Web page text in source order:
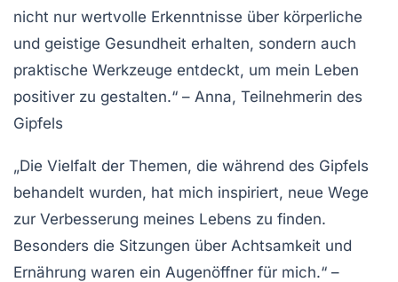
nicht nur wertvolle Erkenntnisse über körperliche
und geistige Gesundheit erhalten, sondern auch
praktische Werkzeuge entdeckt, um mein Leben
positiver zu gestalten.“ – Anna, Teilnehmerin des
Gipfels
„Die Vielfalt der Themen, die während des Gipfels
behandelt wurden, hat mich inspiriert, neue Wege
zur Verbesserung meines Lebens zu finden.
Besonders die Sitzungen über Achtsamkeit und
Ernährung waren ein Augenöffner für mich.“ –